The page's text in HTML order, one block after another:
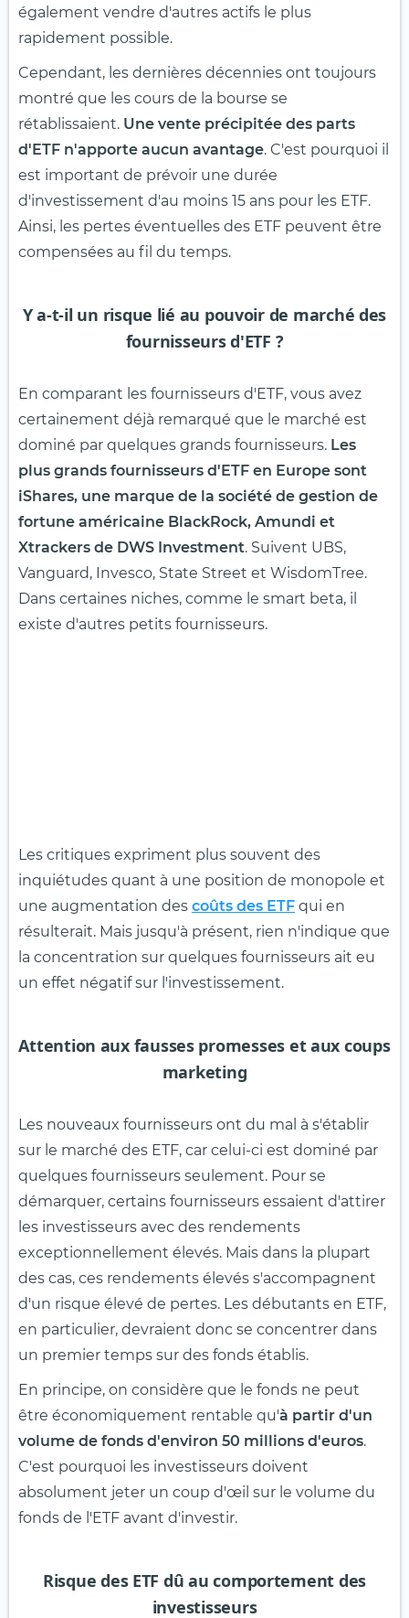
également vendre d'autres actifs le plus
rapidement possible.
Cependant, les dernières décennies ont toujours
montré que les cours de la bourse se
rétablissaient. Une vente précipitée des parts
d'ETF n'apporte aucun avantage. C'est pourquoi il
est important de prévoir une durée
d'investissement d'au moins 15 ans pour les ETF.
Ainsi, les pertes éventuelles des ETF peuvent être
compensées au fil du temps.
Y a-t-il un risque lié au pouvoir de marché des
fournisseurs d'ETF ?
En comparant les fournisseurs d'ETF, vous avez
certainement déjà remarqué que le marché est
dominé par quelques grands fournisseurs. Les
plus grands fournisseurs d'ETF en Europe sont
iShares, une marque de la société de gestion de
fortune américaine BlackRock, Amundi et
Xtrackers de DWS Investment. Suivent UBS,
Vanguard, Invesco, State Street et WisdomTree.
Dans certaines niches, comme le smart beta, il
existe d'autres petits fournisseurs.
Les critiques expriment plus souvent des
inquiétudes quant à une position de monopole et
une augmentation des coûts des ETF qui en
résulterait. Mais jusqu'à présent, rien n'indique que
la concentration sur quelques fournisseurs ait eu
un effet négatif sur l'investissement.
Attention aux fausses promesses et aux coups
marketing
Les nouveaux fournisseurs ont du mal à s'établir
sur le marché des ETF, car celui-ci est dominé par
quelques fournisseurs seulement. Pour se
démarquer, certains fournisseurs essaient d'attirer
les investisseurs avec des rendements
exceptionnellement élevés. Mais dans la plupart
des cas, ces rendements élevés s'accompagnent
d'un risque élevé de pertes. Les débutants en ETF,
en particulier, devraient donc se concentrer dans
un premier temps sur des fonds établis.
En principe, on considère que le fonds ne peut
être économiquement rentable qu'à partir d'un
volume de fonds d'environ 50 millions d'euros.
C'est pourquoi les investisseurs doivent
absolument jeter un coup d'œil sur le volume du
fonds de l'ETF avant d'investir.
Risque des ETF dû au comportement des
investisseurs